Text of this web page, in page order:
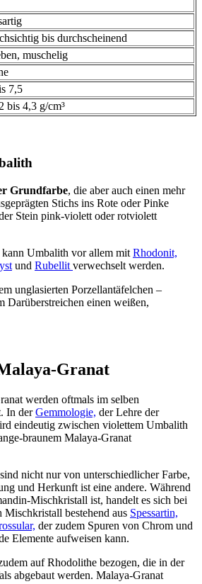
bis durchscheinend
muschelig
7,5
bis 4,3 g/cm³
Grundfarbe, die aber auch einen mehr
Stichs ins Rote oder Pinke
Stein pink-violett oder rotviolett
Umbalith vor allem mit Rhodonit,
und Rubellit verwechselt werden.
unglasierten Porzellantäfelchen –
Darüberstreichen einen weißen,
Granat
werden oftmals im selben
In derGemmologie, der Lehre der
eindeutig zwischen violettem Umbalith
braunem Malaya-Granat
nicht nur von unterschiedlicher Farbe,
und Herkunft ist eine andere. Während
Mischkristall ist, handelt es sich bei
bestehend aus Spessartin,
der zudem Spuren von Chrom und
Elemente aufweisen kann.
auf Rhodolithe bezogen, die in der
abgebaut werden. Malaya-Granat